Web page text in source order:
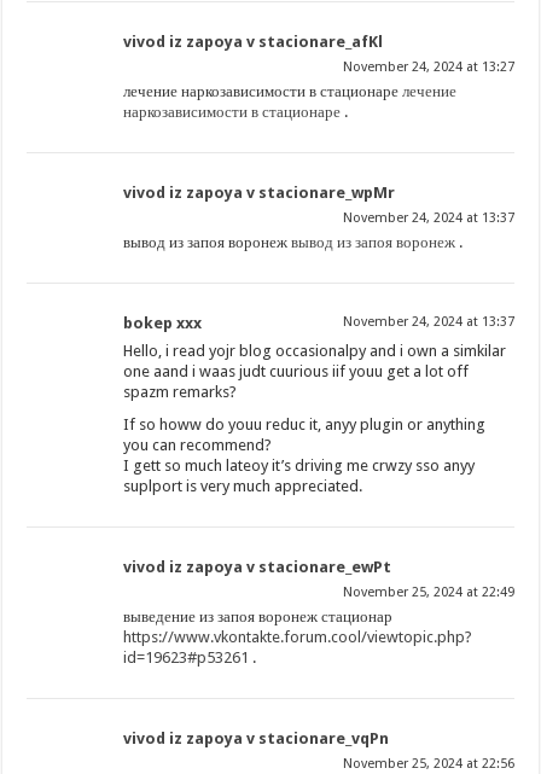
vivod iz zapoya v stacionare_afKl
November 24, 2024 at 13:27
лечение наркозависимости в стационарелечение
наркозависимости в стационаре .
vivod iz zapoya v stacionare_wpMr
November 24, 2024 at 13:37
вывод из запоя воронежвывод из запоя воронеж .
bokep xxx November 24, 2024 at 13:37
Hello, i read yojr blog occasionalpy and i own a simkilar
one aand i waas judt cuurious iif youu get a lot off
spazm remarks?
If so howw do youu reduc it, anyy plugin or anything
you can recommend?
I gett so much lateoy it’s driving me crwzy sso anyy
suplport is very much appreciated.
vivod iz zapoya v stacionare_ewPt
November 25, 2024 at 22:49
выведение из запоя воронеж стационар
https://www.vkontakte.forum.cool/viewtopic.php?
id=19623#p53261 .
vivod iz zapoya v stacionare_vqPn
November 25, 2024 at 22:56